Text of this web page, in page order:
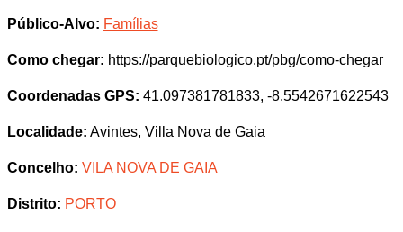
Público-Alvo: Famílias
Como chegar: https://parquebiologico.pt/pbg/como-chegar
Coordenadas GPS: 41.097381781833, -8.5542671622543
Localidade: Avintes, Villa Nova de Gaia
Concelho: VILA NOVA DE GAIA
Distrito: PORTO